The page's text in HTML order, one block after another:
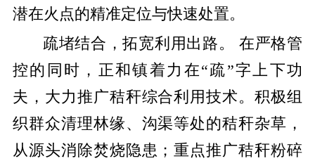
潜在火点的精准定位与快速处置。
疏堵结合，拓宽利用出路。 在严格管
控的同时，正和镇着力在“疏”字上下功
夫，大力推广秸秆综合利用技术。积极组
织群众清理林缘、沟渠等处的秸秆杂草，
从源头消除焚烧隐患；重点推广秸秆粉碎